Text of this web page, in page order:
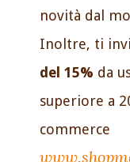
novità dal
Inoltre, ti
del 15% da
superiore a
commerce